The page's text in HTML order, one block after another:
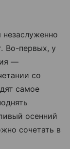
незаслуженно
Во-первых, у
—
со
самое
осенний
сочетать в